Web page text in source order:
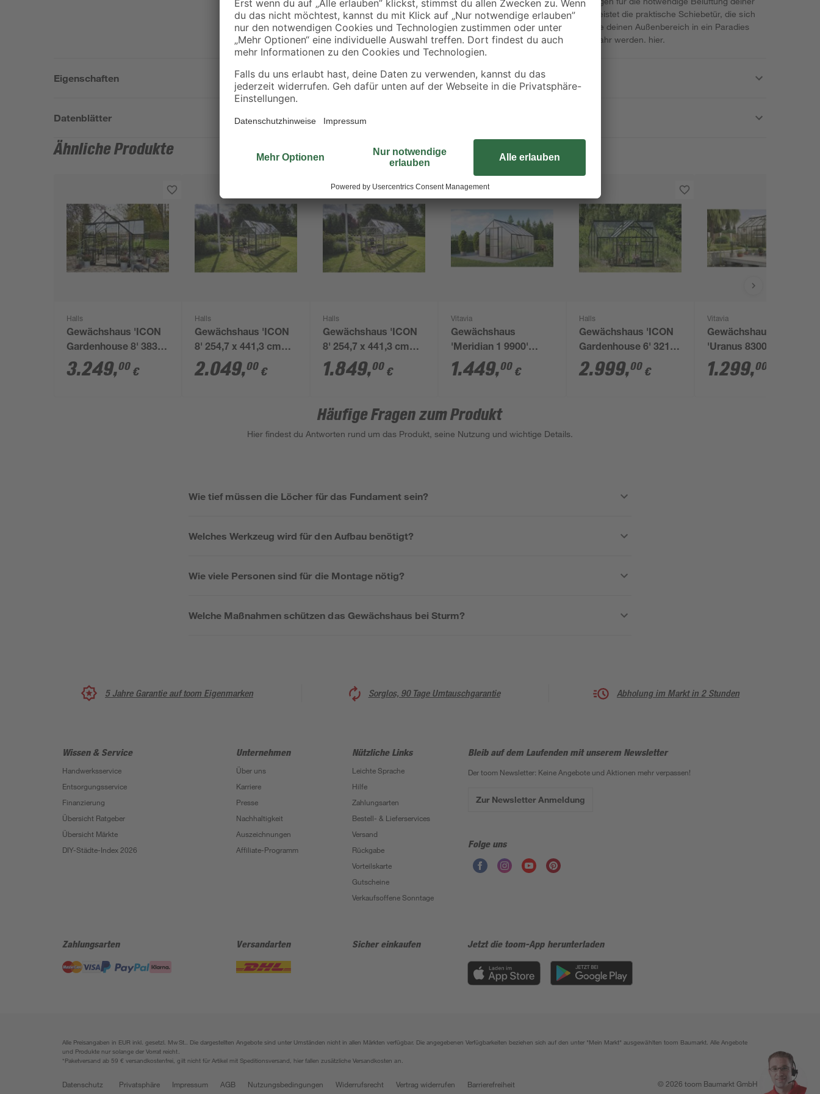
Pflanzen. Einen weiteren Beitrag zur Belüftung leistet die praktische Schiebetür, die sich
einfach und platzsparend öffnen lässt. Verwandle deinen Außenbereich in ein Paradies
voller Pflanzen und lass deine grünen Träume wahr werden. hier.
Eigenschaften
Datenblätter
Ähnliche Produkte
Halls
Gewächshaus 'ICON
Gardenhouse 8' 383,9
x 381,5 cm mit 3 mm
Sicherheitsglas
3.249,00 €
Halls
Gewächshaus 'ICON
8' 254,7 x 441,3 cm
mit 3 mm Blankglas
grün
2.049,00 €
Halls
Gewächshaus 'ICON
8' 254,7 x 441,3 cm
mit 3 mm Blankglas
aluminiumfarben
1.849,00 €
Vitavia
Gewächshaus
'Meridian 1 9900'
254,4 x 378,8 cm mit 4
mm
schwarz
1.449,00 €
Halls
Gewächshaus 'ICON
Gardenhouse 6' 321,7
x 319,4 cm mit 3 mm
Sicherheitsglas grün
2.999,00 €
Vitavia
Gewächshaus
'Uranus 8300' 254 x
317 cm mit 4 mm
Hohlkammerplatten
1.299,00
Häufige Fragen zum Produkt
Hier findest du Antworten rund um das Produkt, seine Nutzung und wichtige Details.
Wie tief müssen die Löcher für das Fundament sein?
Welches Werkzeug wird für den Aufbau benötigt?
Wie viele Personen sind für die Montage nötig?
Welche Maßnahmen schützen das Gewächshaus bei Sturm?
5 Jahre Garantie auf toom Eigenmarken Sorglos, 90 Tage Umtauschgarantie Abholung im Markt in 2 Stunden
Wissen & Service
Handwerksservice
Entsorgungsservice
Finanzierung
Übersicht Ratgeber
Übersicht Märkte
DIY-Städte-Index 2026
Unternehmen
Über uns
Karriere
Presse
Nachhaltigkeit
Auszeichnungen
Affiliate-Programm
Nützliche Links
Leichte Sprache
Hilfe
Zahlungsarten
Bestell- & Lieferservices
Versand
Rückgabe
Vorteilskarte
Gutscheine
Verkaufsoffene Sonntage
Bleib auf dem Laufenden mit unserem Newsletter
Der toom Newsletter: Keine Angebote und Aktionen mehr verpassen!
Zur Newsletter Anmeldung
Folge uns
Zahlungsarten Versandarten Sicher einkaufen Jetzt die toom-App herunterladen
Alle Preisangaben in EUR inkl. gesetzl. MwSt.. Die dargestellten Angebote sind unter Umständen nicht in allen Märkten verfügbar. Die angegebenen Verfügbarkeiten beziehen sich auf den unter "Mein Markt" ausgewählten toom Baumarkt. Alle Angebote
und Produkte nur solange der Vorrat reicht.
*Paketversand ab 59 € versandkostenfrei, gilt nicht für Artikel mit Speditionsversand, hier fallen zusätzliche Versandkosten an.
Datenschutz Privatsphäre Impressum AGB Nutzungsbedingungen Widerrufsrecht Vertrag widerrufen Barrierefreiheit © 2026 toom Baumarkt GmbH